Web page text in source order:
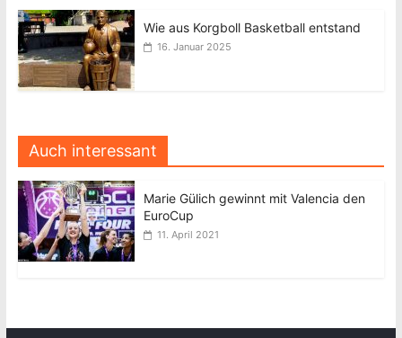
Wie aus Korgboll Basketball entstand
16. Januar 2025
Auch interessant
Marie Gülich gewinnt mit Valencia den
EuroCup
11. April 2021